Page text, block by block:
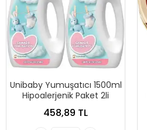
Unibaby Yumuşatıcı 1500ml
Hipoalerjenik Paket 2li
458,89 TL